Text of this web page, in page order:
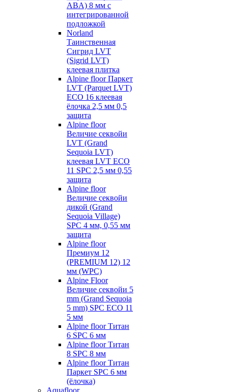
ABA) 8 мм с
интегрированной
подложкой
Norland
Таинственная
Сигрид LVT
(Sigrid LVT)
клеевая плитка
Alpine floor Паркет
LVT (Parquet LVT)
ECO 16 клеевая
ёлочка 2,5 мм 0,5
защита
Alpine floor
Величие секвойи
LVT (Grand
Sequoia LVT)
клеевая LVT ECO
11 SPC 2,5 мм 0,55
защита
Alpine floor
Величие секвойи
дикой (Grand
Sequoia Village)
SPC 4 мм, 0,55 мм
защита
Alpine floor
Премиум 12
(PREMIUM 12) 12
мм (WPC)
Alpine Floor
Величие секвойи 5
mm (Grand Sequoia
5 mm) SPC ECO 11
5 мм
Alpine floor Титан
6 SPC 6 мм
Alpine floor Титан
8 SPC 8 мм
Alpine floor Титан
Паркет SPC 6 мм
(ёлочка)
Aquafloor